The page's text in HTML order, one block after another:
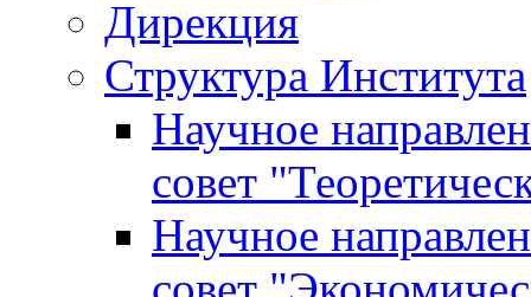
Дирекция
Структура Института
Научное
совет
Научное